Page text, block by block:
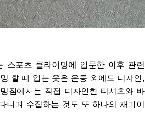
스포츠 클라이밍에 입문한 이후 관련
할 때 입는 옷은 운동 외에도 디자인,
짐에서는 직접 디자인한 티셔츠와 바
니며 수집하는 것도 또 하나의 재미이